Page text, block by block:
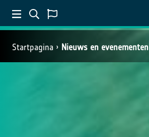
Startpagina Nieuws en evenementen